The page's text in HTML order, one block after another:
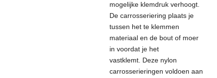
mogelijke klemdruk verhoogt.
De carrosseriering plaats je
tussen het te klemmen
materiaal en de bout of moer
in voordat je het
vastklemt. Deze nylon
carrosserieringen voldoen aan